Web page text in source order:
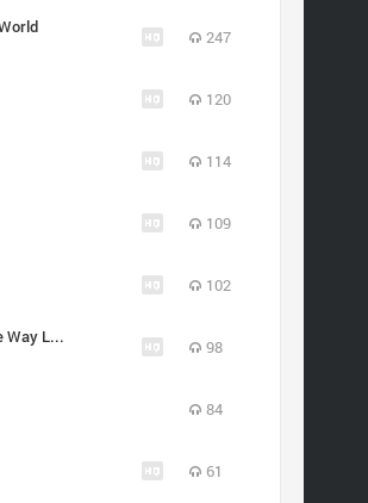
247
120
114
109
102
Working Girl (One Way Love Affair)
98
84
61